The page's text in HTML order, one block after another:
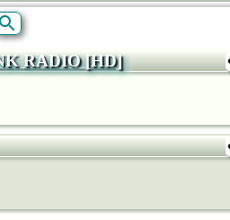
RADIO [HD]